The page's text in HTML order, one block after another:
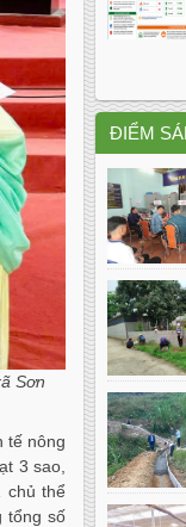
Sơn
tế nông
3 sao,
chủ thể
tổng số
ĐIỂM